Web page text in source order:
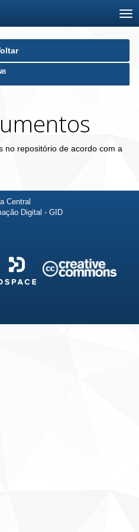
no repositório de acordo com a
Central
Digital - GID